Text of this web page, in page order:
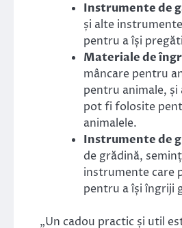
Instrumente de
și alte
pentru a își
Materiale de
mâncare pentru
pentru animale,
pot fi folosite
animalele.
Instrumente de
de grădină,
instrumente care
pentru a își îngriji
„Un cadou practic și util